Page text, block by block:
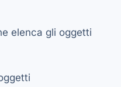
elenca gli oggetti